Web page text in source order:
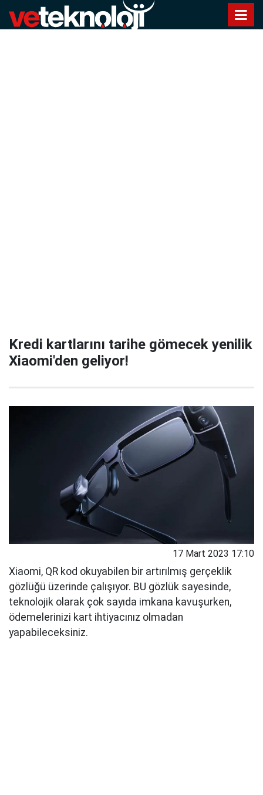
Kredi kartlarını tarihe gömecek yenilik
Xiaomi'den geliyor!
17 Mart 2023 17:10
Xiaomi, QR kod okuyabilen bir artırılmış gerçeklik
gözlüğü üzerinde çalışıyor. BU gözlük sayesinde,
teknolojik olarak çok sayıda imkana kavuşurken,
ödemelerinizi kart ihtiyacınız olmadan
yapabileceksiniz.